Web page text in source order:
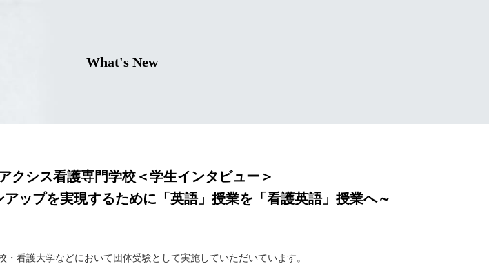
What's New
クシス看護専門学校＜学生インタビュー＞
アップを実現するために「英語」授業を「看護英語」授業へ～
看護大学などにおいて団体受験として実施していただいています。